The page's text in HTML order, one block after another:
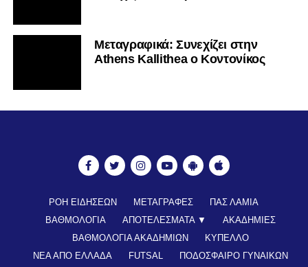
Mεταγραφικά: Συνεχίζει στην
Athens Kallithea ο Κοντονίκος
ΡΟΗ ΕΙΔΗΣΕΩΝ ΜΕΤΑΓΡΑΦΕΣ
ΠΑΣ ΛΑΜΙΑ
ΒΑΘΜΟΛΟΓΙΑ
ΑΠΟΤΕΛΕΣΜΑΤΑ ▼
ΑΚΑΔΗΜΙΕΣ
ΒΑΘΜΟΛΟΓΙΑ ΑΚΑΔΗΜΙΩΝ
ΚΥΠΕΛΛΟ
ΝΕΑ ΑΠΟ ΕΛΛΑΔΑ
FUTSAL
ΠΟΔΟΣΦΑΙΡΟ ΓΥΝΑΙΚΩΝ